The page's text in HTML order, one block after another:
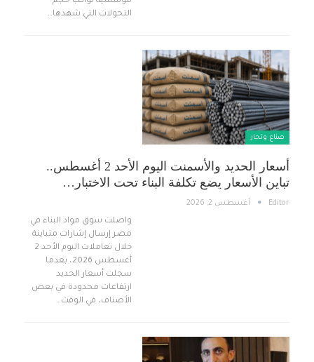
التحولات التي شهدها…
صناع وتجار
أسعار الحديد والأسمنت اليوم الأحد 2 أغسطس..
تباين الأسعار يضع تكلفة البناء تحت الاختبار…
Editor أغسطس 2, 2026
واصلت سوق مواد البناء في
مصر إرسال إشارات متباينة
خلال تعاملات اليوم الأحد 2
أغسطس 2026، بعدما
سجلت أسعار الحديد
ارتفاعات محدودة في بعض
الأصناف، في الوقت…